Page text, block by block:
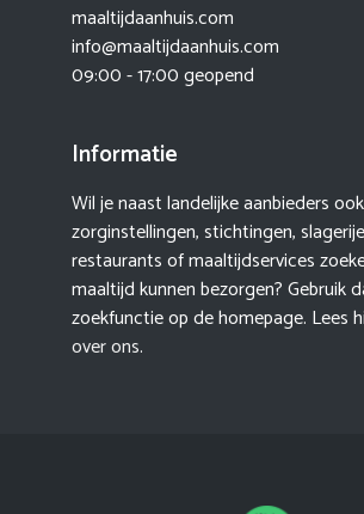
maaltijdaanhuis.com
info@maaltijdaanhuis.com
09:00 - 17:00 geopend
Informatie
Wil je naast landelijke aanbieders
zorginstellingen, stichtingen,
restaurants of maaltijdservices
maaltijd kunnen bezorgen? Gebruik
zoekfunctie op de homepage. Lees
over ons.